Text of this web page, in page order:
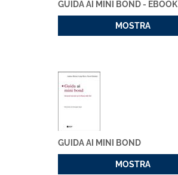
GUIDA AI MINI BOND - EBOOK
MOSTRA
GUIDA AI MINI BOND
MOSTRA